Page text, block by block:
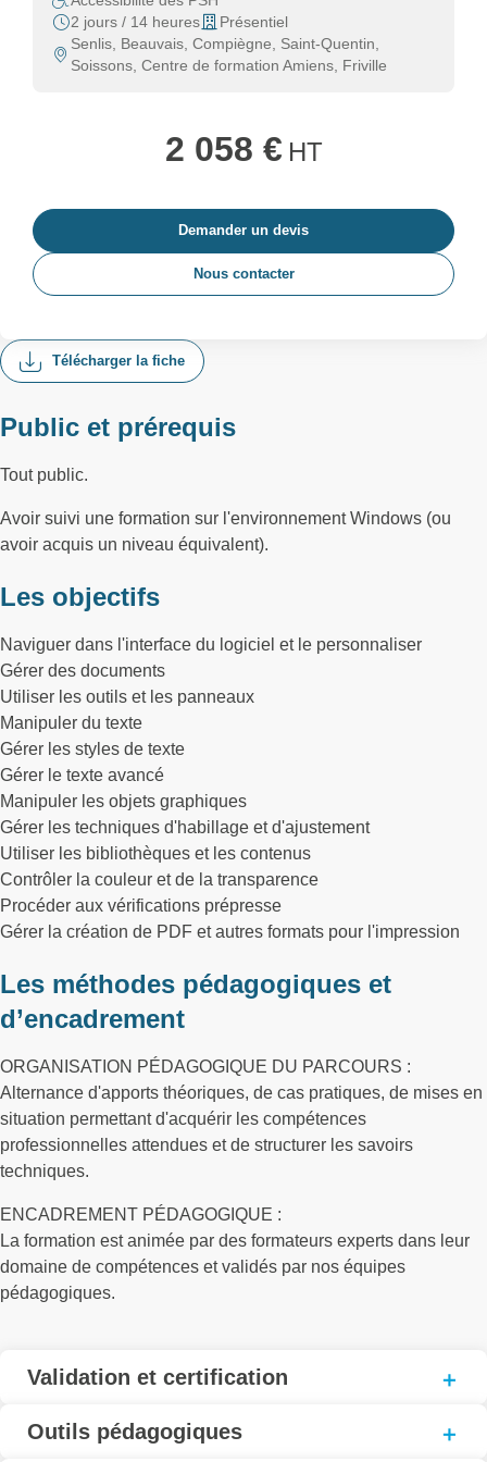
Télécharger la fiche
Public et prérequis
Tout public.
Avoir suivi une formation sur l'environnement Windows (ou
avoir acquis un niveau équivalent).
Les objectifs
Naviguer dans l'interface du logiciel et le personnaliser
Gérer des documents
Utiliser les outils et les panneaux
Manipuler du texte
Gérer les styles de texte
Gérer le texte avancé
Manipuler les objets graphiques
Gérer les techniques d'habillage et d'ajustement
Utiliser les bibliothèques et les contenus
Contrôler la couleur et de la transparence
Procéder aux vérifications prépresse
Gérer la création de PDF et autres formats pour l'impression
Les méthodes pédagogiques et
d’encadrement
ORGANISATION PÉDAGOGIQUE DU PARCOURS :
Alternance d'apports théoriques, de cas pratiques, de mises en
situation permettant d'acquérir les compétences
professionnelles attendues et de structurer les savoirs
techniques.
ENCADREMENT PÉDAGOGIQUE :
La formation est animée par des formateurs experts dans leur
domaine de compétences et validés par nos équipes
pédagogiques.
Validation et certification
Outils pédagogiques
2 jours / 14 heures
Présentiel
Senlis, Beauvais, Compiègne, Saint-Quentin,
Soissons, Centre de formation Amiens, Friville
2 058 € HT
Demander un devis
Nous contacter